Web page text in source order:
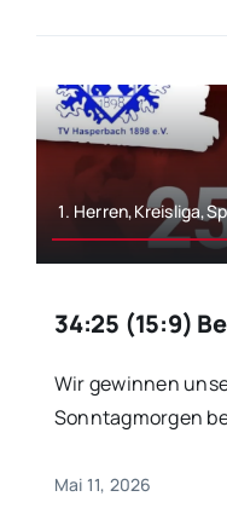
1.
34:25 (15:9)
Wir gewinnen
Sonntagmorgen
Mai 11, 2026